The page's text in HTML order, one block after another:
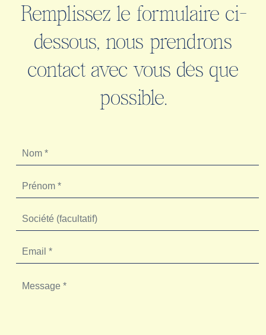
Remplissez le formulaire ci-
dessous, nous prendrons
contact avec vous dès que
possible.